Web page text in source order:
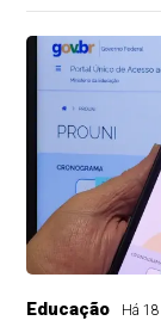
Educação Há